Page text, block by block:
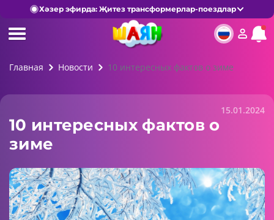
Хәзер эфирда: Җитез трансформерлар-поездлар
Главная Новости 10 интересных фактов о зиме
15.01.2024
10 интересных фактов о
зиме